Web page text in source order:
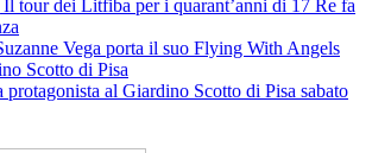
tour dei Litfiba per i quarant’anni di 17 Re fa
Vega porta il suo Flying With Angels
Scotto di Pisa
protagonista al Giardino Scotto di Pisa sabato